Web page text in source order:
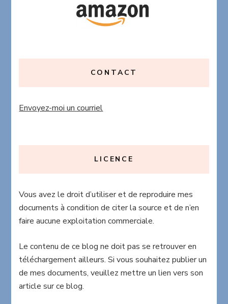
CONTACT
Envoyez-moi un courriel
LICENCE
Vous avez le droit d’utiliser et de reproduire mes
documents à condition de citer la source et de n’en
faire aucune exploitation commerciale.
Le contenu de ce blog ne doit pas se retrouver en
téléchargement ailleurs. Si vous souhaitez publier un
de mes documents, veuillez mettre un lien vers son
article sur ce blog.